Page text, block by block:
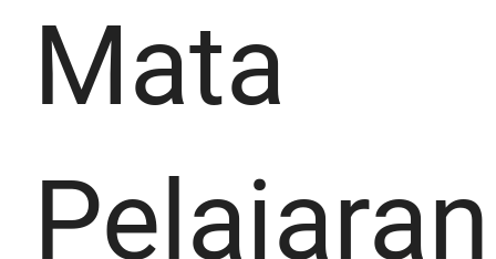
Mata
Pelajaran